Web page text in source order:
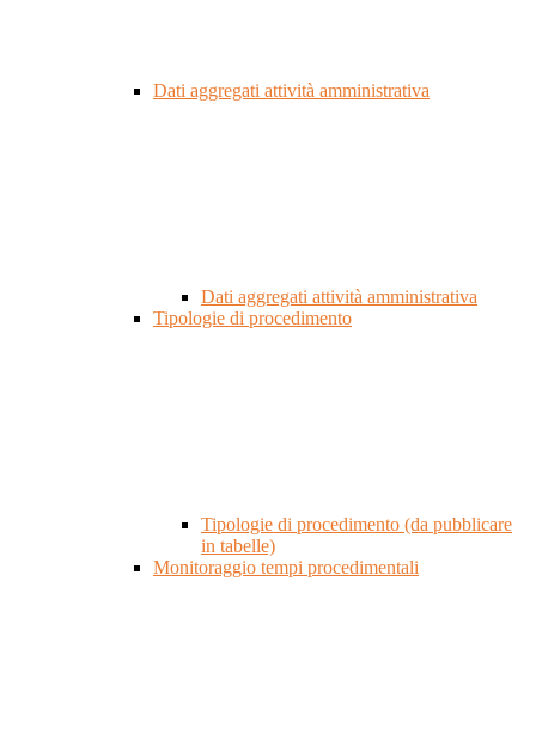
Dati aggregati attività amministrativa
Dati aggregati attività amministrativa
Tipologie di procedimento
Tipologie di procedimento (da pubblicare
in tabelle)
Monitoraggio tempi procedimentali